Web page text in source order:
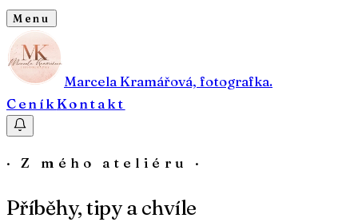
Menu
Marcela Kramářová, fotografka.
CeníkKontakt
· Z mého ateliéru ·
Příběhy, tipy a chvíle